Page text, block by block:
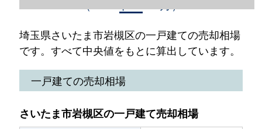
埼玉県さいたま市岩槻区の一戸建ての売却相場
です。すべて中央値をもとに算出しています。
一戸建ての売却相場
さいたま市岩槻区の一戸建て売却相場